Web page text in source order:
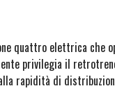
quattro elettrica che
privilegia il
rapidità di